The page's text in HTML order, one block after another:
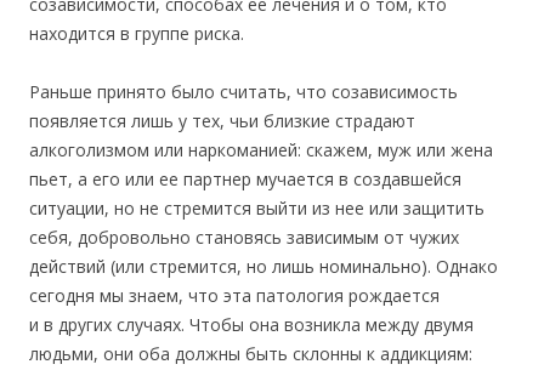
созависимости, способах ее лечения и о том, кто
находится в группе риска.
Раньше принято было считать, что созависимость
появляется лишь у тех, чьи близкие страдают
алкоголизмом или наркоманией: скажем, муж или жена
пьет, а его или ее партнер мучается в создавшейся
ситуации, но не стремится выйти из нее или защитить
себя, добровольно становясь зависимым от чужих
действий (или стремится, но лишь номинально). Однако
сегодня мы знаем, что эта патология рождается
и в других случаях. Чтобы она возникла между двумя
людьми, они оба должны быть склонны к аддикциям: